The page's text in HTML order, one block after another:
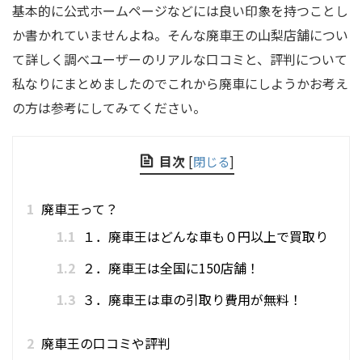
基本的に公式ホームページなどには良い印象を持つことし
か書かれていませんよね。そんな廃車王の山梨店舗につい
て詳しく調べユーザーのリアルな口コミと、評判について
私なりにまとめましたのでこれから廃車にしようかお考え
の方は参考にしてみてください。
目次 [閉じる]
1 廃車王って？
1.1 １．廃車王はどんな車も０円以上で買取り
1.2 ２．廃車王は全国に150店舗！
1.3 ３．廃車王は車の引取り費用が無料！
2 廃車王の口コミや評判